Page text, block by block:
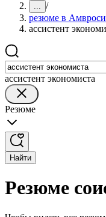
... /
резюме в
ассистент
ассистент экономиста
Резюме
Найти
Резюме